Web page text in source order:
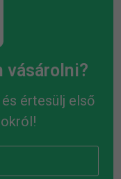
vásárolni?
értesülj első